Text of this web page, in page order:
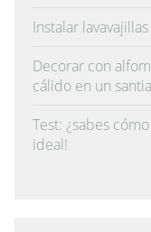
Instalar
Decorar con
cálido en un
Test: ¿sabes
ideal!